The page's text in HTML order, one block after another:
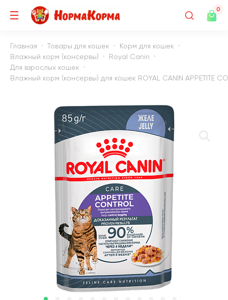
0
Главная Товары для кошек
Корм для кошек
Влажный корм (консервы)
Royal Canin
Для взрослых кошек
Влажный корм (консервы) для кошек ROYAL CANIN APPETITE